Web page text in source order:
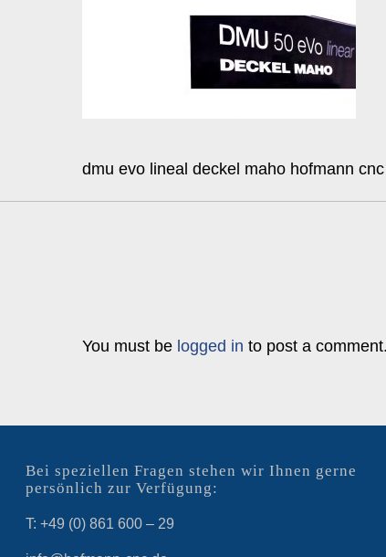
dmu evo lineal deckel maho hofmann
You must be logged in to post a comment.
Bei speziellen Fragen stehen wir Ihnen gerne
persönlich zur Verfügung:
T: +49 (0) 861 600 – 29